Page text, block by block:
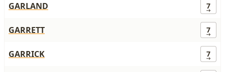
GARLAND 7
GARRETT 7
GARRICK 7